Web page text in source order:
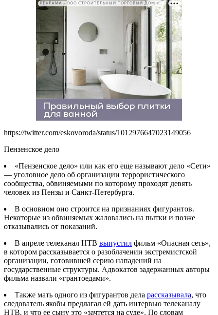
РЕКЛАМА • ООО СТРОИТЕЛЬНЫЙ ТОРГОВЫЙ ДОМ «ПЕТРОВИЧ». ИНН: 7802348846
https://twitter.com/eskovoroda/status/1012976647023149056
Пензенское дело
«Пензенское дело» или как его еще называют дело «Сети»
— уголовное дело об организации террористического
сообщества, обвиняемыми по которому проходят девять
человек из Пензы и Санкт-Петербурга.
В основном оно строится на признаниях фигурантов.
Некоторые из обвиняемых жаловались на пытки и позже
отказывались от показаний.
В апреле телеканал НТВ выпустил фильм «Опасная сеть»,
в котором рассказывается о разоблачении экстремистской
организации, готовившей серию нападений на
государственные структуры. Адвокатов задержанных авторы
фильма назвали «грантоедами».
Также мать одного из фигурантов дела рассказывала, что
следователь якобы предлагал ей дать интервью телеканалу
НТВ, и что ее сыну это «зачтется на суде». По словам